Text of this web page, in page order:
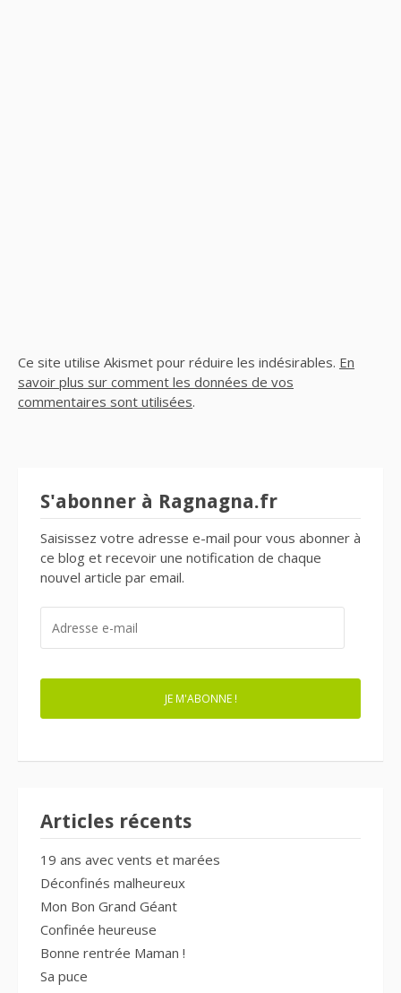
Ce site utilise Akismet pour réduire les indésirables. En
savoir plus sur comment les données de vos
commentaires sont utilisées.
S'abonner à Ragnagna.fr
Saisissez votre adresse e-mail pour vous abonner à
ce blog et recevoir une notification de chaque
nouvel article par email.
MAIL
JE M'ABONNE !
Articles récents
19 ans avec vents et marées
Déconfinés malheureux
Mon Bon Grand Géant
Confinée heureuse
Bonne rentrée Maman !
Sa puce